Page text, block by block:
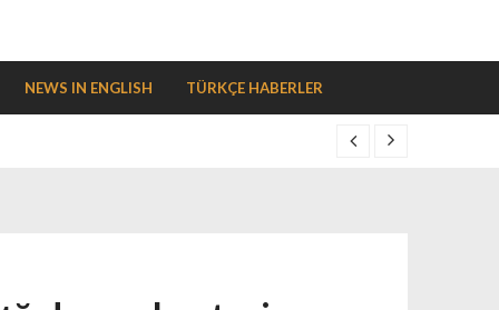
NEWS IN ENGLISH TÜRKÇE HABERLER